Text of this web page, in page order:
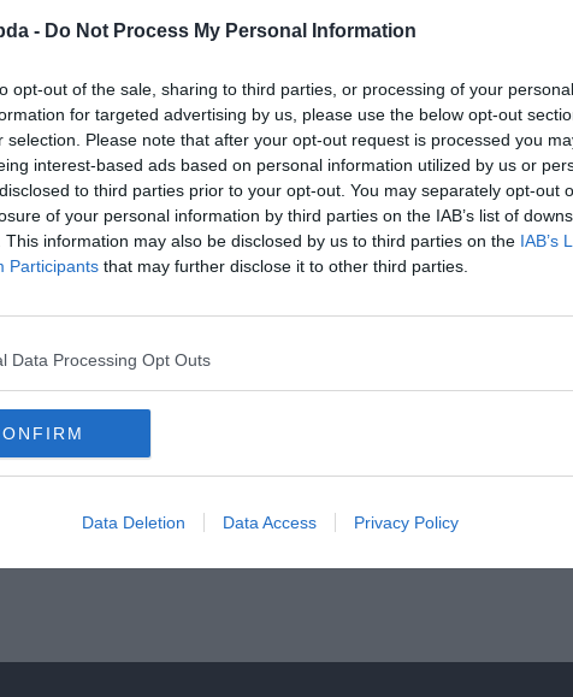
- Do Not Process My Personal Information
opt-out of the sale, sharing to third parties, or processing of your
for targeted advertising by us, please use the below opt-out
selection. Please note that after your opt-out request is processed you
interest-based ads based on personal information utilized by us or
to third parties prior to your opt-out. You may separately opt-out
of your personal information by third parties on the IAB’s list of
This information may also be disclosed by us to third parties on the IAB’s
Participants that may further disclose it to other third parties.
Data Processing Opt Outs
Data Deletion Data Access Privacy Policy
imádó látta, mivel ez egy barátságos mérkőzés volt, legendák a legendák ellen az
és 5-0-ra verte a “Vörös Ördögök” a Bayernt.